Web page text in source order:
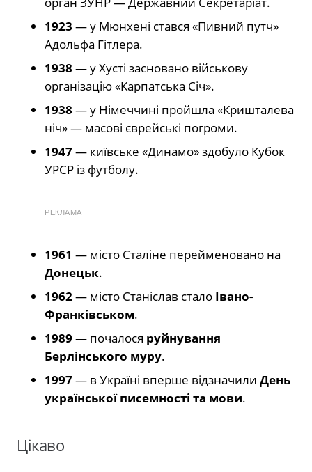
1923 — у Мюнхені стався «Пивний путч»
Адольфа Гітлера.
1938 — у Хусті засновано військову
організацію «Карпатська Січ».
1938 — у Німеччині пройшла «Кришталева
ніч» — масові єврейські погроми.
1947— київське «Динамо» здобуло Кубок
УРСР із футболу.
РЕКЛАМА
1961 — місто Сталіне перейменовано на
Донецьк.
1962— місто Станіслав стало Івано-
Франківськом.
1989 — почалося руйнування
Берлінського муру.
1997— в Україні вперше відзначили День
української писемності та мови.
Цікаво